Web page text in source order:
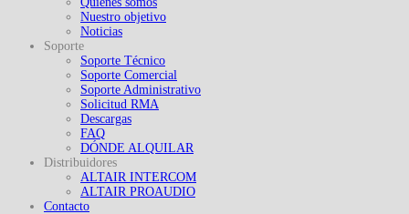
Nuestro objetivo
Noticias
Soporte
Soporte Técnico
Soporte Comercial
Soporte Administrativo
Solicitud RMA
Descargas
FAQ
DÓNDE ALQUILAR
Distribuidores
ALTAIR INTERCOM
ALTAIR PROAUDIO
Contacto